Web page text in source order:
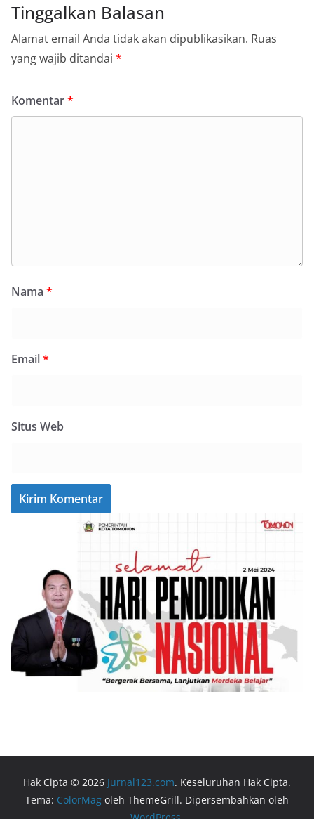
Tinggalkan Balasan
Alamat email Anda tidak akan dipublikasikan. Ruas
yang wajib ditandai *
Komentar*
Nama *
Email*
Situs Web
Hak Cipta © 2026 Jurnal123.com. Keseluruhan Hak Cipta.
Tema: ColorMag oleh ThemeGrill. Dipersembahkan oleh